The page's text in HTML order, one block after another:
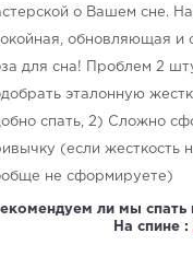
о Вашем сне.
обновляющая и
для сна! Проблем 2
эталонную
спать, 2) Сложно
(если жесткость
не сформируете)
ли мы спать
На спине :